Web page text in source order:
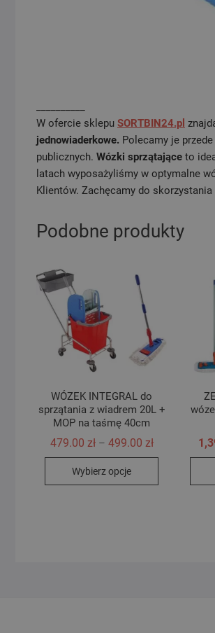
W ofercie sklepu SORTBIN24.pl
jednowiaderkowe. Polecamy je
publicznych. Wózki sprzątające to
latach wyposażyliśmy w optymalne
Klientów. Zachęcamy do
Podobne produkty
WÓZEK INTEGRAL do
sprzątania z wiadrem 20L +
MOP na taśmę 40cm
479.00 zł – 499.00 złZakres
do
Wybierz opcje
Ten